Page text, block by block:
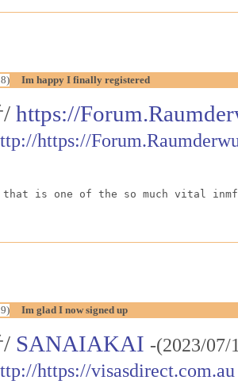
Im happy I finally registered
https://
https://
is one of the so much vital
Im glad I now signed up
SANAIAKAI -(2023/
https://visasdirect.com.au